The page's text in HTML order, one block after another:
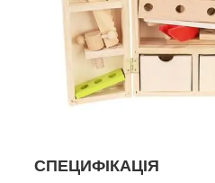
СПЕЦИФІКАЦІЯ